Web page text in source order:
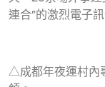
連合”的激烈電子訊
△成都年夜運村內